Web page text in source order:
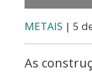
colchões,
METAIS | 5
As